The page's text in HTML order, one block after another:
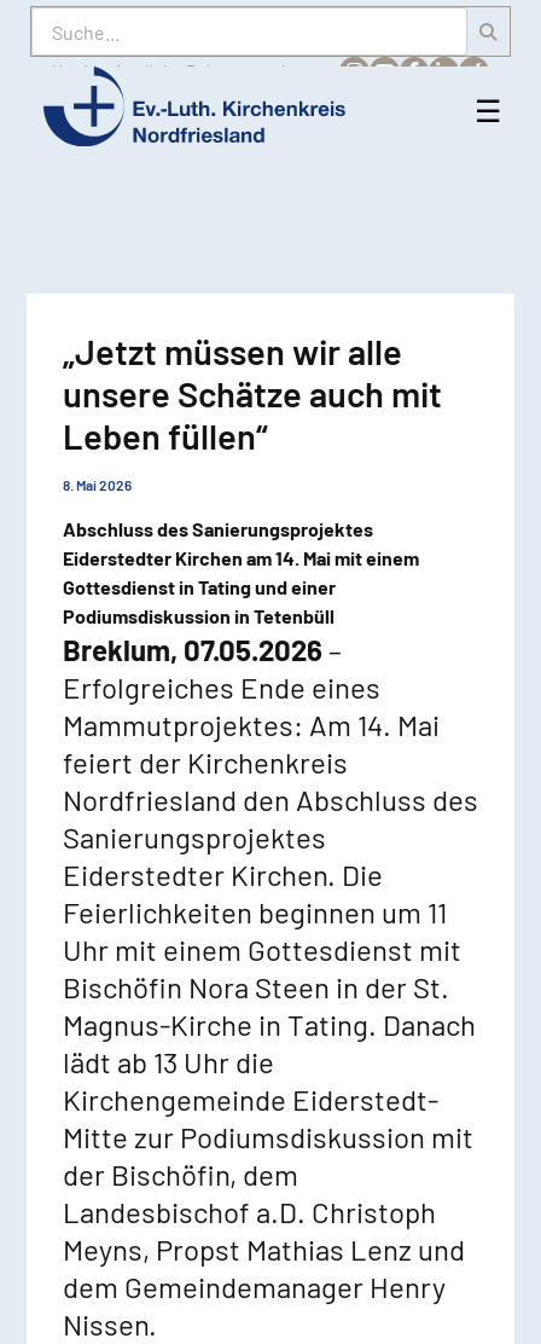
Suche
Karriere Amtliche Bekanntmachungen
Ev.-
☰
„Jetzt müssen wir alle
unsere Schätze auch mit
Leben füllen“
8. Mai 2026
Abschluss des Sanierungsprojektes
Eiderstedter Kirchen am 14. Mai mit einem
Gottesdienst in Tating und einer
Podiumsdiskussion in Tetenbüll
Breklum, 07.05.2026 –
Erfolgreiches Ende eines
Mammutprojektes: Am 14. Mai
feiert der Kirchenkreis
Nordfriesland den Abschluss des
Sanierungsprojektes
Eiderstedter Kirchen. Die
Feierlichkeiten beginnen um 11
Uhr mit einem Gottesdienst mit
Bischöfin Nora Steen in der St.
Magnus-Kirche in Tating. Danach
lädt ab 13 Uhr die
Kirchengemeinde Eiderstedt-
Mitte zur Podiumsdiskussion mit
der Bischöfin, dem
Landesbischof a.D. Christoph
Meyns, Propst Mathias Lenz und
dem Gemeindemanager Henry
Nissen.